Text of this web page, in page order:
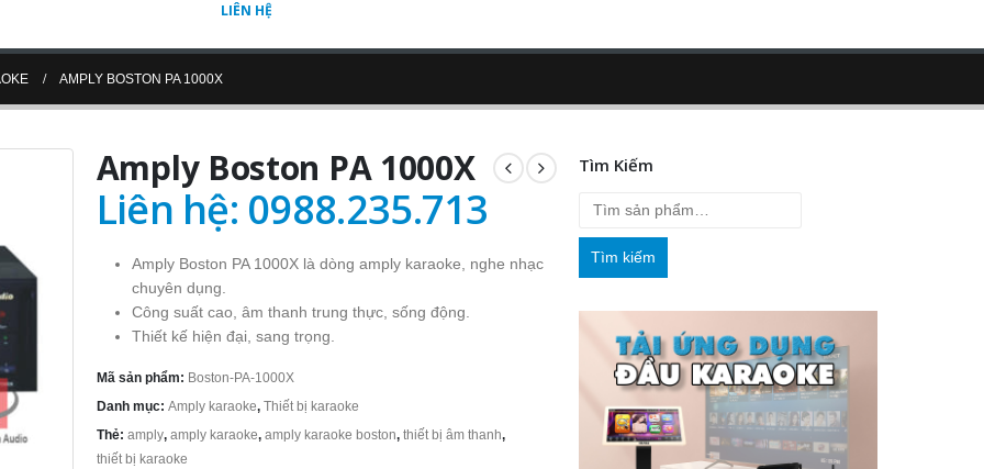
LIÊN HỆ
AMPLY BOSTON PA 1000X
Amply Boston PA 1000X
Liên hệ: 0988.235.713
Amply Boston PA 1000X là dòng amply karaoke, nghe nhạc
chuyên dụng.
Công suất cao, âm thanh trung thực, sống động.
Thiết kế hiện đại, sang trọng.
Mã sản phẩm: Boston-PA-1000X
Danh mục: Amply karaoke, Thiết bị karaoke
Thẻ: amply, amply karaoke, amply karaoke boston, thiết bị âm thanh,
thiết bị karaoke
Tìm Kiếm
Tìm kiếm